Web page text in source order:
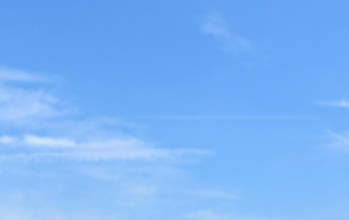
남성에게 있어 자신감은 단순히 기분의 문제가 아
니다. 자신의 몸 상태에 대한 작은 불안이 시작되
그것은 곧바로 태도와 행동,甚至 사랑하는 사람을
대하는 방식까지 바꾸어 놓습니다. 자존감이 무너
면 누구보다 먼저 변하는 것은 바로 행동입니다.